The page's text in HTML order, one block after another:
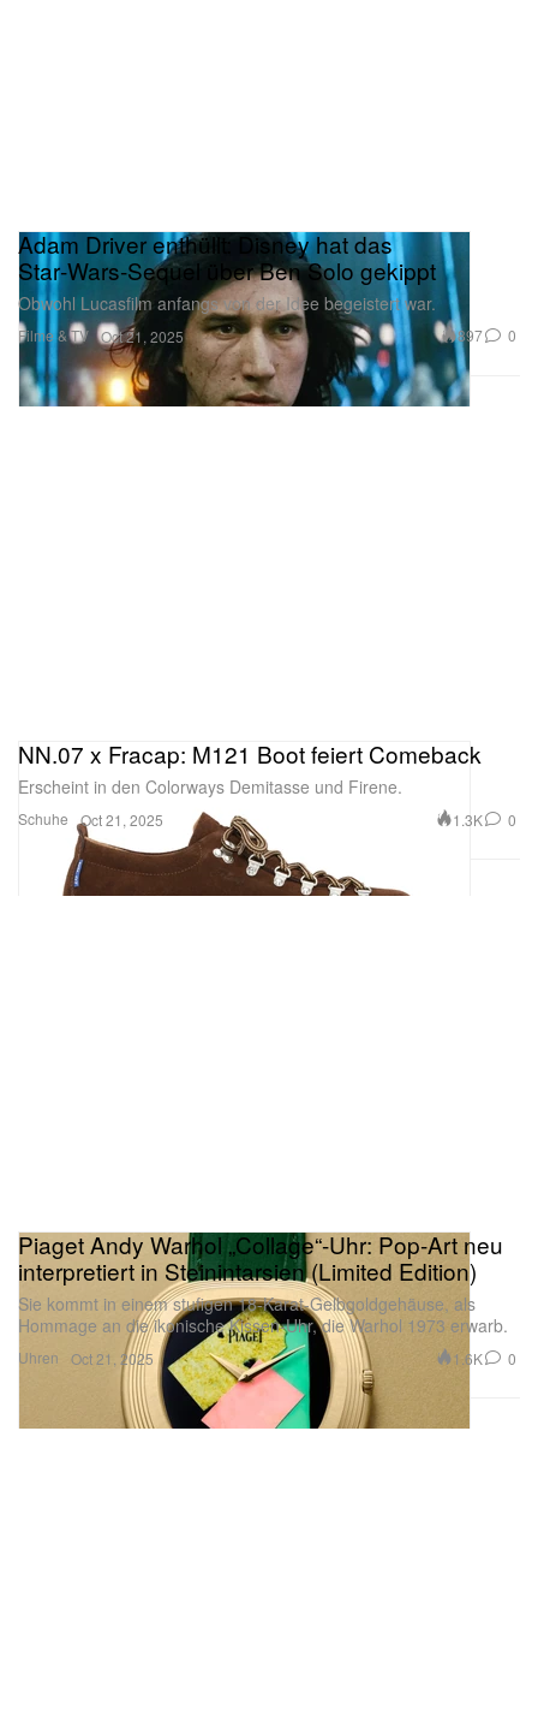
Filme & TV
Adam Driver enthüllt: Disney hat das
Star‑Wars‑Sequel über Ben Solo gekippt
Obwohl Lucasfilm anfangs von der Idee begeistert war.
Oct 21, 2025 897 0
Schuhe
NN.07 x Fracap: M121 Boot feiert Comeback
Erscheint in den Colorways Demitasse und Firene.
Oct 21, 2025 1.3K 0
Uhren
Piaget Andy Warhol „Collage“-Uhr: Pop-Art neu
interpretiert in Steinintarsien (Limited Edition)
Sie kommt in einem stufigen 18-Karat-Gelbgoldgehäuse, als
Hommage an die ikonische Kissen-Uhr, die Warhol 1973 erwarb.
Oct 21, 2025 1.6K 0